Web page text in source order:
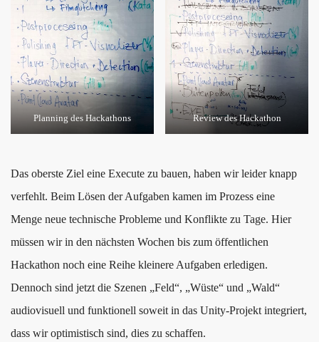
Planning des Hackathons Review des Hackathon
Das oberste Ziel eine Execute zu bauen, haben wir leider knapp
verfehlt. Beim Lösen der Aufgaben kamen im Prozess eine
Menge neue technische Probleme und Konflikte zu Tage. Hier
müssen wir in den nächsten Wochen bis zum öffentlichen
Hackathon noch eine Reihe kleinere Aufgaben erledigen.
Dennoch sind jetzt die Szenen „Feld“, „Wüste“ und „Wald“
audiovisuell und funktionell soweit in das Unity-Projekt integriert,
dass wir optimistisch sind, dies zu schaffen.